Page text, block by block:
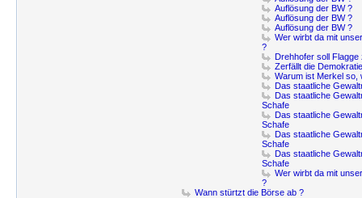
Auflösung der BW ?
Auflösung der BW ?
Auflösung der BW ?
Wer wirbt da mit
?
Drehhofer soll Flagge
Zerfällt die
Warum ist Merkel so,
Das staatliche
Das staatliche
Schafe
Das staatliche
Schafe
Das staatliche
Schafe
Das staatliche
Schafe
Wer wirbt da mit
?
Wann stürtzt die Börse ab ?